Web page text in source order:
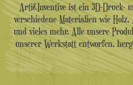
Arti&Inventive ist ein 3D-Druck-
verschiedene Materialien wie
und vieles mehr. Alle unsere
unserer Werkstatt entworfen,